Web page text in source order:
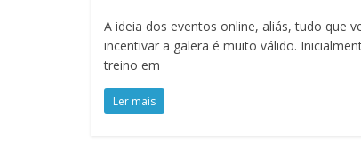
A ideia dos eventos online, aliás, tudo que
incentivar a galera é muito válido.
treino em
Ler mais